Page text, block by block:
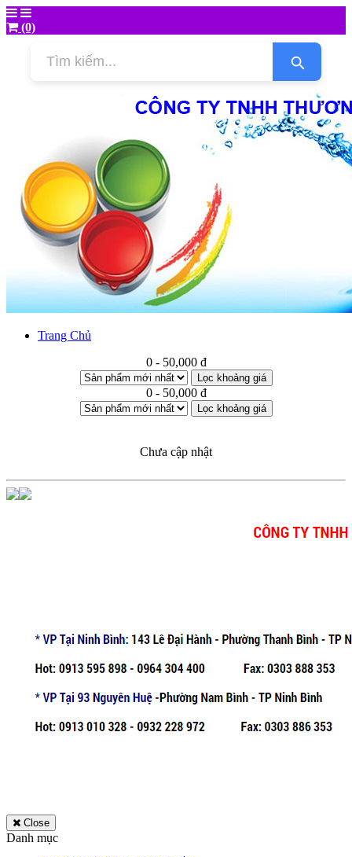
(0)
Trang Chủ
0 - 50,000 đ
Lọc khoảng giá
0 - 50,000 đ
Lọc khoảng giá
Chưa cập nhật
Close
Danh mục